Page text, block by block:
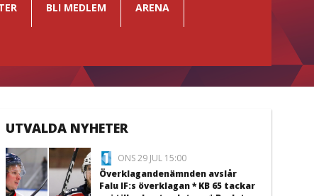
BLI MEDLEM ARENA
UTVALDA NYHETER
ONS 29 JUL 15:00
Överklagandenämnden avslår
Falu IF:s överklagan * KB 65 tackar